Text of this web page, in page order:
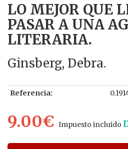
LO MEJOR QUE
PASAR A UNA
LITERARIA.
Ginsberg, Debra.
Referencia:
9.00€ Impuesto incluido